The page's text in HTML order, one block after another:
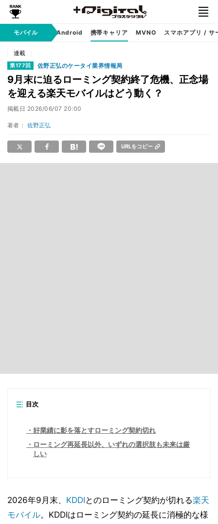
モバイル
iPhone Android 携帯キャリア MVNO スマホアプリ / サ
連載
第177回 佐野正弘のケータイ業界情報局
9月末に迫るローミング契約終了危機、正念場
を迎える楽天モバイルはどう動く？
掲載日 2026/06/07 20:00
著者： 佐野正弘
URLをコピー
目次
好業績に影を落とすローミング契約切れ
ローミング再延長以外、いずれの選択肢も未来は厳
しい
2026年9月末、 KDDI とのローミング契約が切れる楽天
モバイル。KDDIはローミング契約の延長に消極的な様